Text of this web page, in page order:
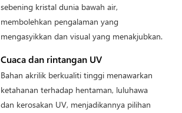
sebening kristal dunia bawah air,
membolehkan pengalaman yang
mengasyikkan dan visual yang menakjubkan.
Cuaca dan rintangan UV
Bahan akrilik berkualiti tinggi menawarkan
ketahanan terhadap hentaman, luluhawa
dan kerosakan UV, menjadikannya pilihan